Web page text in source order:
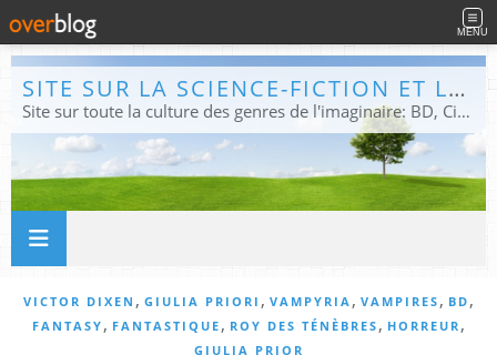
MENU
SITE SUR LA SCIENCE-FICTION ET LE FANTASTIQUE
Site sur toute la culture des genres de l'imaginaire: BD, Cinéma, Livre, Jeux, Théâtre. Présent dans les principaux festivals de film fantastique e de science-fiction, salons et conventions.
VICTOR DIXEN , GIULIA PRIORI , VAMPYRIA , VAMPIRES , BD ,
FANTASY , FANTASTIQUE , ROY DES TÉNÈBRES , HORREUR ,
GIULIA PRIOR